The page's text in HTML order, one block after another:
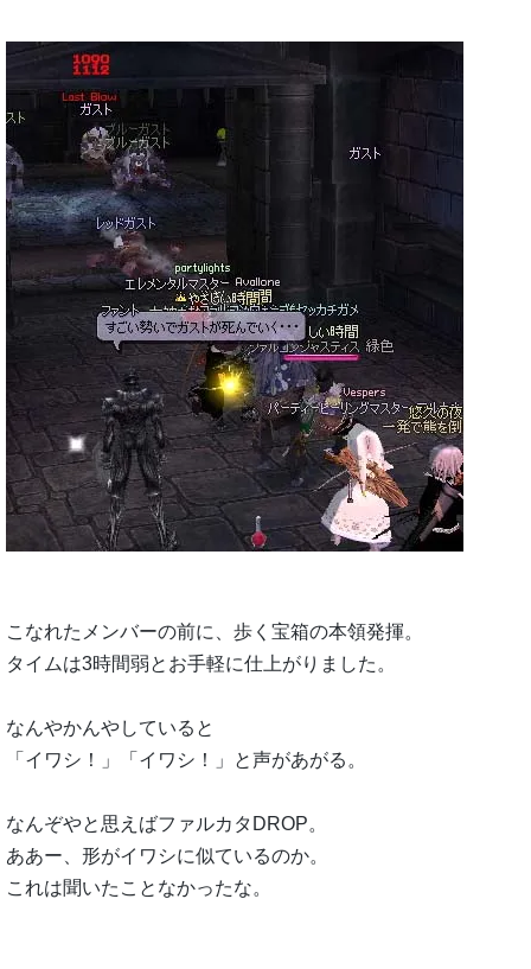
こなれたメンバーの前に、歩く宝箱の本領発揮。
タイムは3時間弱とお手軽に仕上がりました。
なんやかんやしていると
「イワシ！」「イワシ！」と声があがる。
なんぞやと思えばファルカタDROP。
ああー、形がイワシに似ているのか。
これは聞いたことなかったな。